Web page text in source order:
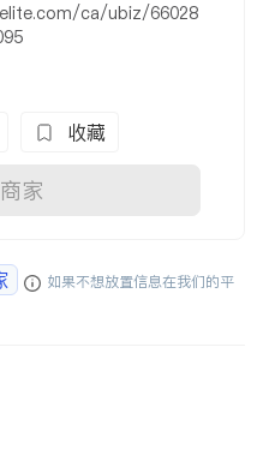
ca/ubiz/66028
收藏
家
如果不想放置信息在我们的平